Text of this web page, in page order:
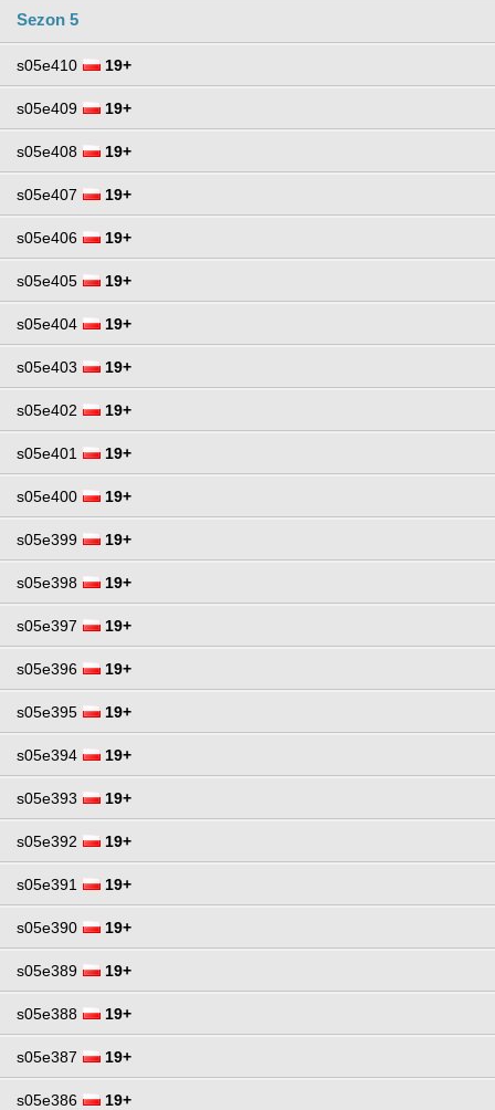
Sezon 5
s05e410 19+
s05e409 19+
s05e408 19+
s05e407 19+
s05e406 19+
s05e405 19+
s05e404 19+
s05e403 19+
s05e402 19+
s05e401 19+
s05e400 19+
s05e399 19+
s05e398 19+
s05e397 19+
s05e396 19+
s05e395 19+
s05e394 19+
s05e393 19+
s05e392 19+
s05e391 19+
s05e390 19+
s05e389 19+
s05e388 19+
s05e387 19+
s05e386 19+